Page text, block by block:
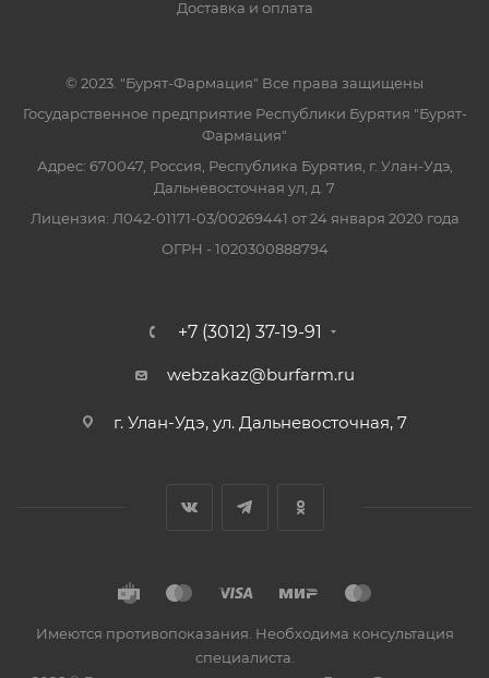
Доставка и оплата
© 2023. "Бурят-Фармация" Все права защищены
Государственное предприятие Республики Бурятия "Бурят-
Фармация"
Адрес: 670047, Россия, Республика Бурятия, г. Улан-Удэ,
Дальневосточная ул, д. 7
Лицензия: Л042-01171-03/00269441 от 24 января 2020 года
ОГРН - 1020300888794
+7 (3012) 37-19-91
webzakaz@burfarm.ru
г. Улан-Удэ, ул. Дальневосточная, 7
Имеются противопоказания. Необходима консультация
специалиста.